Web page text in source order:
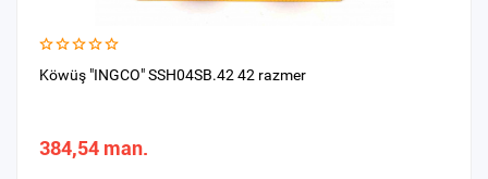
Köwüş "INGCO" SSH04SB.42 42 razmer
384,54 man.